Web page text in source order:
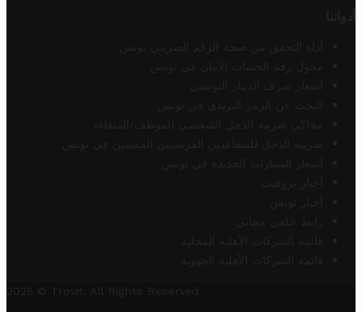
أدواتنا
أداة التحقق من صحة الرقم الضريبي تونس
محول رقم الحساب الآيبان في تونس
أسعار صرف الدينار التونسي
البحث عن الرمز البريدي في تونس
محاكي ضريبة الدخل الشخصي للموظف/المتقاعد
ضريبة الدخل للمتقاعدين الفرنسيين المقيمين في تونس
أسعار السيارات الجديدة في تونس
أخبار تروفيت
أخبار تونس
رابط خلفي مجاني
قائمة الشركات الأهلية المحلية
قائمة الشركات الأهلية الجهوية
2025 © Trovit. All Rights Reserved.